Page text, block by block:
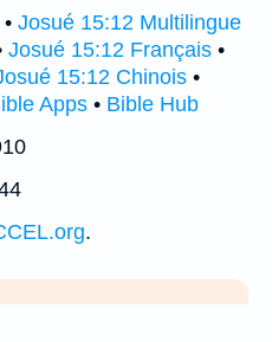
• Josué 15:12 Multilingue
Josué 15:12 Français •
15:12 Chinois •
Apps • Bible Hub
.